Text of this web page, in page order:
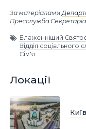
За матеріалами
Пресслужба
Блаженніший
Відділ соціального
Сім'я
Локації